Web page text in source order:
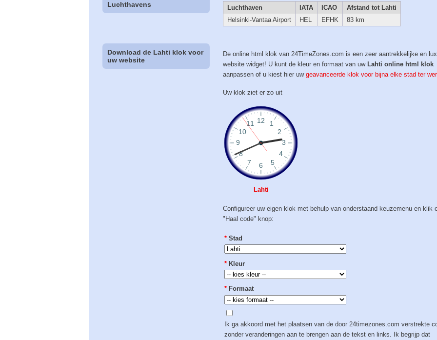
Luchthavens Luchthaven IATA ICAO
Afstand tot Lahti
Helsinki-Vantaa Airport
HEL EFHK 83 km
Download de Lahti klok voor
uw website
De online html klok van 24TimeZones.com is een zeer aantrekkelijke en
website widget! U kunt de kleur en formaat van uw Lahti online html klok
aanpassen of u kiest hier uwgeavanceerde klok voor bijna elke stad ter
Uw klok ziet er zo uit
Lahti
Configureer uw eigen klok met behulp van onderstaand keuzemenu en klik
"Haal code" knop:
* Stad
* Kleur
* Formaat
Ik ga akkoord met het plaatsen van de door 24timezones.com verstrekte
zonder veranderingen aan te brengen aan de tekst en links. Ik begrijp dat